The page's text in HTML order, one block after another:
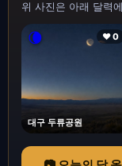
위 사진은 아래 달력
🌘 ❤ 0
대구 두류공원